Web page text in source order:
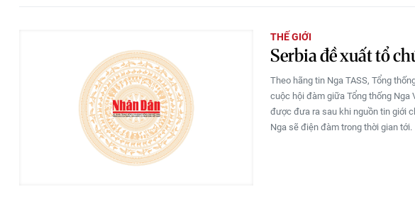
THẾ GIỚI
Serbia đề xuất tổ
Theo hãng tin Nga TASS, Tổng
cuộc hội đàm giữa Tổng thống Nga
được đưa ra sau khi nguồn tin giới
Nga sẽ điện đàm trong thời gian tới.